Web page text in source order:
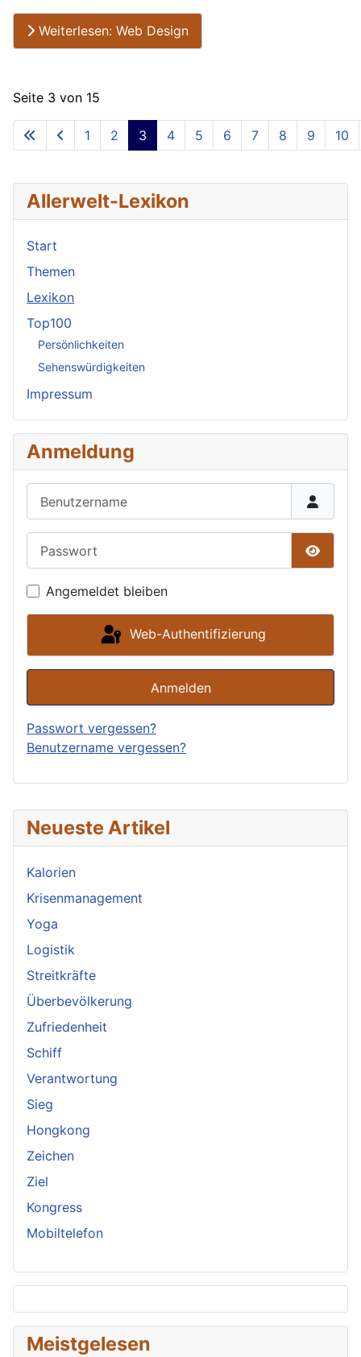
Neueste Artikel
Kalorien
Krisenmanagement
Yoga
Logistik
Streitkräfte
Überbevölkerung
Zufriedenheit
Schiff
Verantwortung
Sieg
Hongkong
Zeichen
Ziel
Kongress
Mobiltelefon
Meistgelesen
Weiterlesen: Web Design
Seite 3 von 15
1 2 3 4 5 6 7 8 9 10
Allerwelt-Lexikon
Start
Themen
Lexikon
Top100
Persönlichkeiten
Sehenswürdigkeiten
Impressum
Anmeldung
Angemeldet bleiben
Web-Authentifizierung
Anmelden
Passwort vergessen?
Benutzername vergessen?